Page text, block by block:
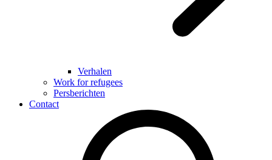
Verhalen
Work for refugees
Persberichten
Contact